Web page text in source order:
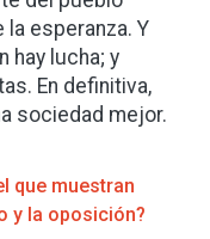
la esperanza. Y
hay lucha; y
En definitiva,
sociedad mejor.
que muestran
y la oposición?